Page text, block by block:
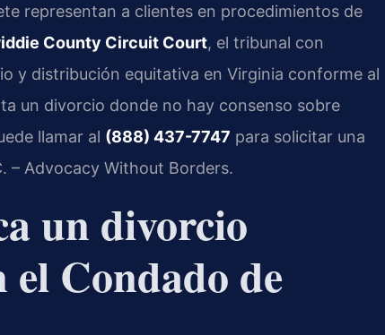
representan a clientes en procedimientos de
County Circuit Court, el tribunal con
y distribución equitativa en Virginia conforme al
un divorcio donde no hay consenso sobre
llamar al (888) 437-7747 para solicitar una
– Advocacy Without Borders.
un divorcio
el Condado de